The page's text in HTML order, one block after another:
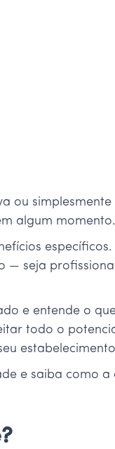
ou
algum momento.
— seja
e entende o
todo o
e saiba como